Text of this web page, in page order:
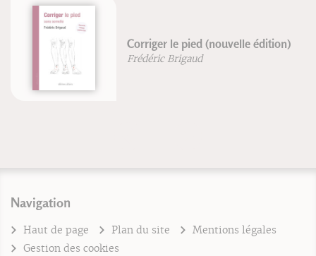
Corriger le pied (nouvelle édition)
Frédéric Brigaud
Navigation
Haut de page Plan du site
Mentions légales
Gestion des cookies